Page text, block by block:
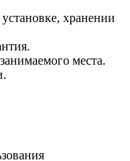
хранении
места.